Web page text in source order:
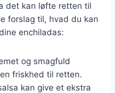
det kan løfte retten til
forslag til, hvad du kan
enchiladas:
og smagfuld
friskhed til retten.
kan give et ekstra